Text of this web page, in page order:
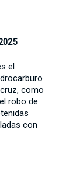
el
como
robo de
con